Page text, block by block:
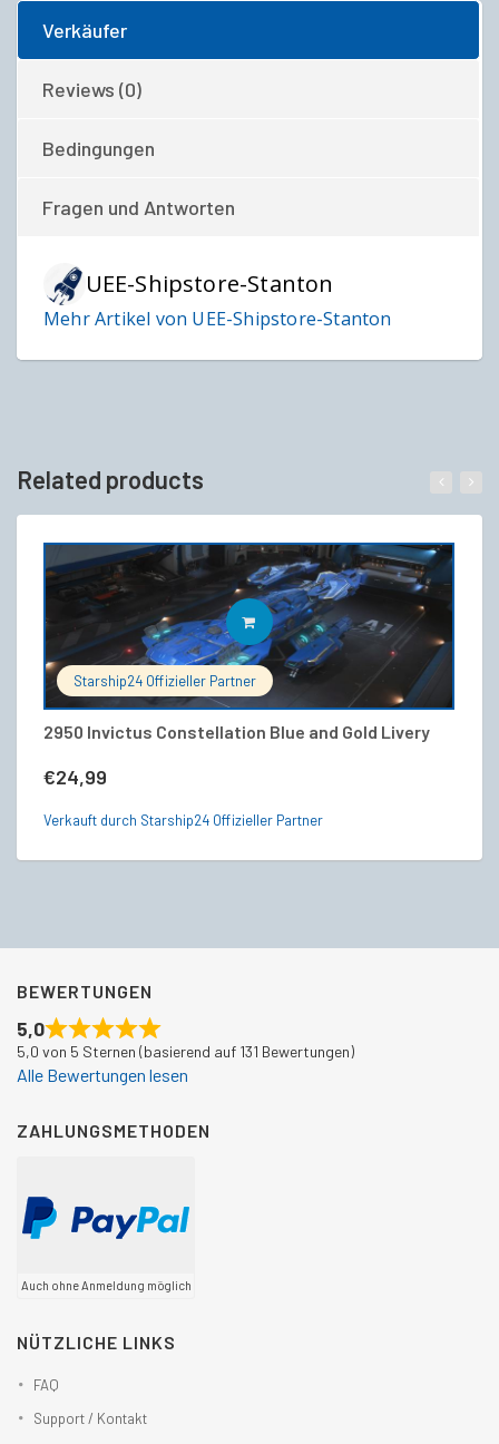
Verkäufer
Reviews (0)
Bedingungen
Fragen und Antworten
UEE-Shipstore-Stanton
Mehr Artikel von UEE-Shipstore-Stanton
Related products
Starship24 Offizieller Partner
2950 Invictus Constellation Blue and Gold Livery
€24,99
IN DEN WARENKORB
Verkauft durch Starship24 Offizieller Partner
BEWERTUNGEN
5,0
5,0 von 5 Sternen (basierend auf 131 Bewertungen)
Alle Bewertungen lesen
ZAHLUNGSMETHODEN
Auch ohne Anmeldung möglich
NÜTZLICHE LINKS
FAQ
Support / Kontakt